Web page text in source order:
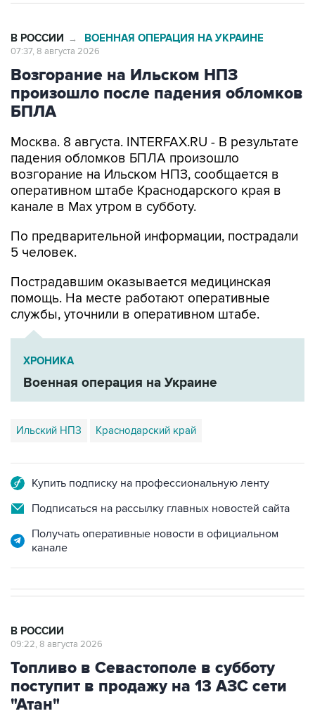
В РОССИИ → ВОЕННАЯ ОПЕРАЦИЯ НА УКРАИНЕ
07:37, 8 августа 2026
Возгорание на Ильском НПЗ
произошло после падения обломков
БПЛА
Москва. 8 августа. INTERFAX.RU - В результате
падения обломков БПЛА произошло
возгорание на Ильском НПЗ, сообщается в
оперативном штабе Краснодарского края в
канале в Max утром в субботу.
По предварительной информации, пострадали
5 человек.
Пострадавшим оказывается медицинская
помощь. На месте работают оперативные
службы, уточнили в оперативном штабе.
ХРОНИКА
Военная операция на Украине
Ильский НПЗ Краснодарский край
Купить подписку на профессиональную ленту
Подписаться на рассылку главных новостей сайта
Получать оперативные новости в официальном
канале
В РОССИИ
09:22, 8 августа 2026
Топливо в Севастополе в субботу
поступит в продажу на 13 АЗС сети
"Атан"